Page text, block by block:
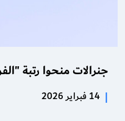
جنرالات منحوا رتبة
| 14 فبراير 2026